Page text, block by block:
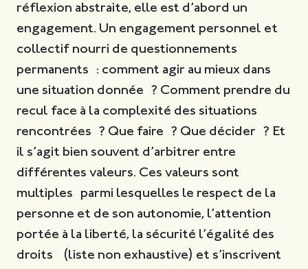
réflexion abstraite, elle est d’abord un
engagement. Un engagement personnel et
collectif nourri de questionnements
permanents : comment agir au mieux dans
une situation donnée ? Comment prendre du
recul face à la complexité des situations
rencontrées ? Que faire ? Que décider ? Et
il s’agit bien souvent d’arbitrer entre
différentes valeurs. Ces valeurs sont
multiples parmi lesquelles le respect de la
personne et de son autonomie, l’attention
portée à la liberté, la sécurité l’égalité des
droits (liste non exhaustive) et s’inscrivent